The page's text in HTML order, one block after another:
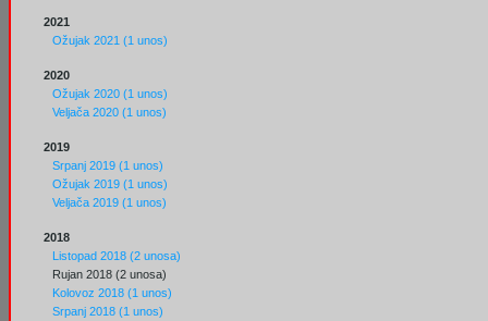
2021
Ožujak 2021 (1 unos)
2020
Ožujak 2020 (1 unos)
Veljača 2020 (1 unos)
2019
Srpanj 2019 (1 unos)
Ožujak 2019 (1 unos)
Veljača 2019 (1 unos)
2018
Listopad 2018 (2 unosa)
Rujan 2018 (2 unosa)
Kolovoz 2018 (1 unos)
Srpanj 2018 (1 unos)